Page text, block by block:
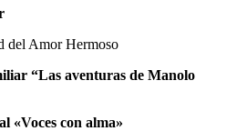
del Amor Hermoso
“Las aventuras de Manolo
«Voces con alma»